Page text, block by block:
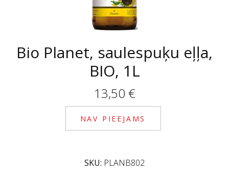
Bio Planet, saulespuķu eļļa,
BIO, 1L
13,50 €
NAV PIEEJAMS
SKU: PLANB802